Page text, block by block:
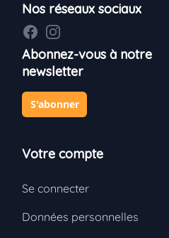
plus
Nos réseaux sociaux
FacebookInstagram
Abonnez-vous à notre
newsletter
S'abonner
Votre compte
Se connecter
Données personnelles